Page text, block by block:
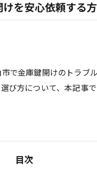
を安心依頼する
で金庫鍵開けのトラブ
び方について、本記事
目次